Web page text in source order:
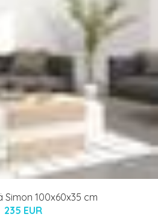
100x60x35 cm
235 EUR